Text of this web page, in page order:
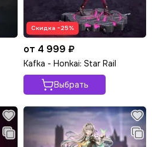
Скидка −25%
от 4 999 ₽
Kafka - Honkai: Star Rail
Выбрать